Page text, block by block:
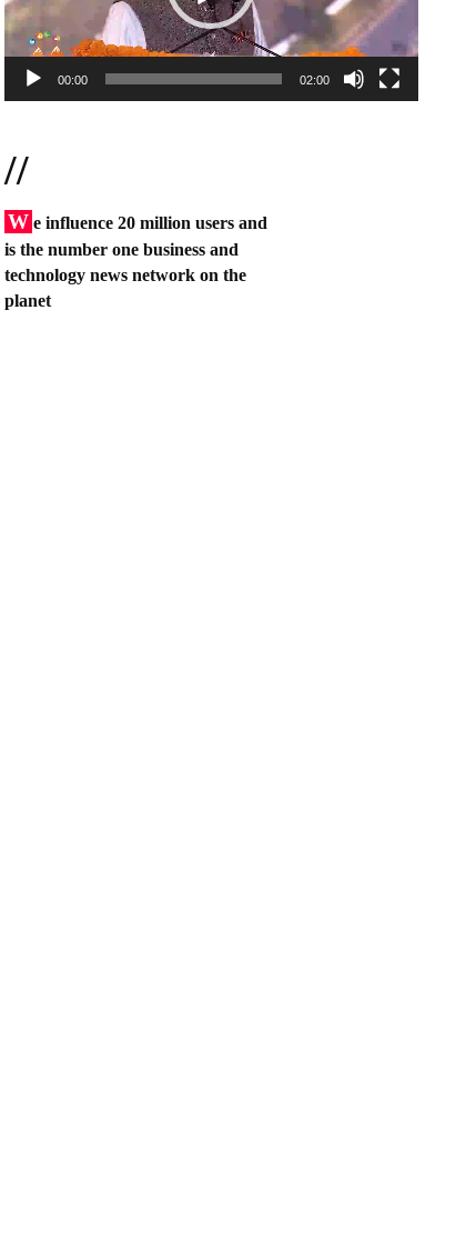
00:00 02:00
//
W e influence 20 million users and
is the number one business and
technology news network on the
planet